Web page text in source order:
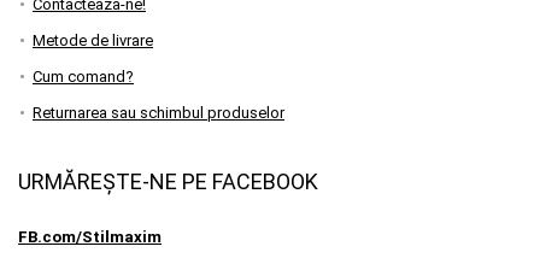
Contacteaza-ne!
Metode de livrare
Cum comand?
Returnarea sau schimbul produselor
URMĂREȘTE-NE PE FACEBOOK
FB.com/Stilmaxim